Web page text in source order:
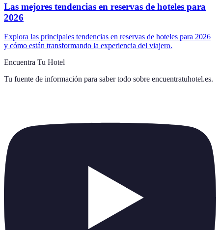
Las mejores tendencias en reservas de hoteles para
2026
Explora las principales tendencias en reservas de hoteles para 2026
y cómo están transformando la experiencia del viajero.
Encuentra Tu Hotel
Tu fuente de información para saber todo sobre encuentratuhotel.es.